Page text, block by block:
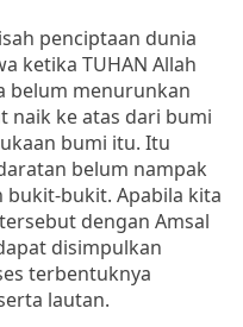
penciptaan dunia
ketika TUHAN Allah
belum menurunkan
naik ke atas dari bumi
bumi itu. Itu
belum nampak
bukit. Apabila kita
dengan Amsal
disimpulkan
terbentuknya
lautan.